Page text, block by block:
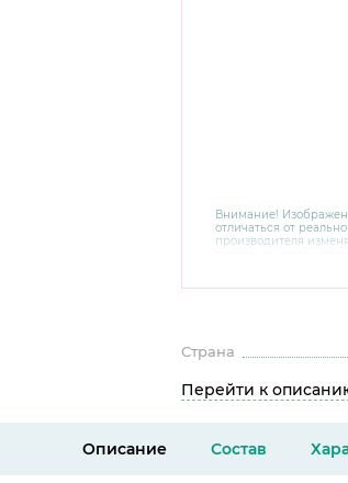
Внимание!
отличаться от
производителя
консультантов по
Страна
Перейти к
Описание Состав